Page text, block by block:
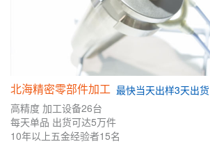
北海精密零部件加工 最快当天出样3天出货
高精度 加工设备26台
每天单品 出货可达5万件
10年以上五金经验者15名